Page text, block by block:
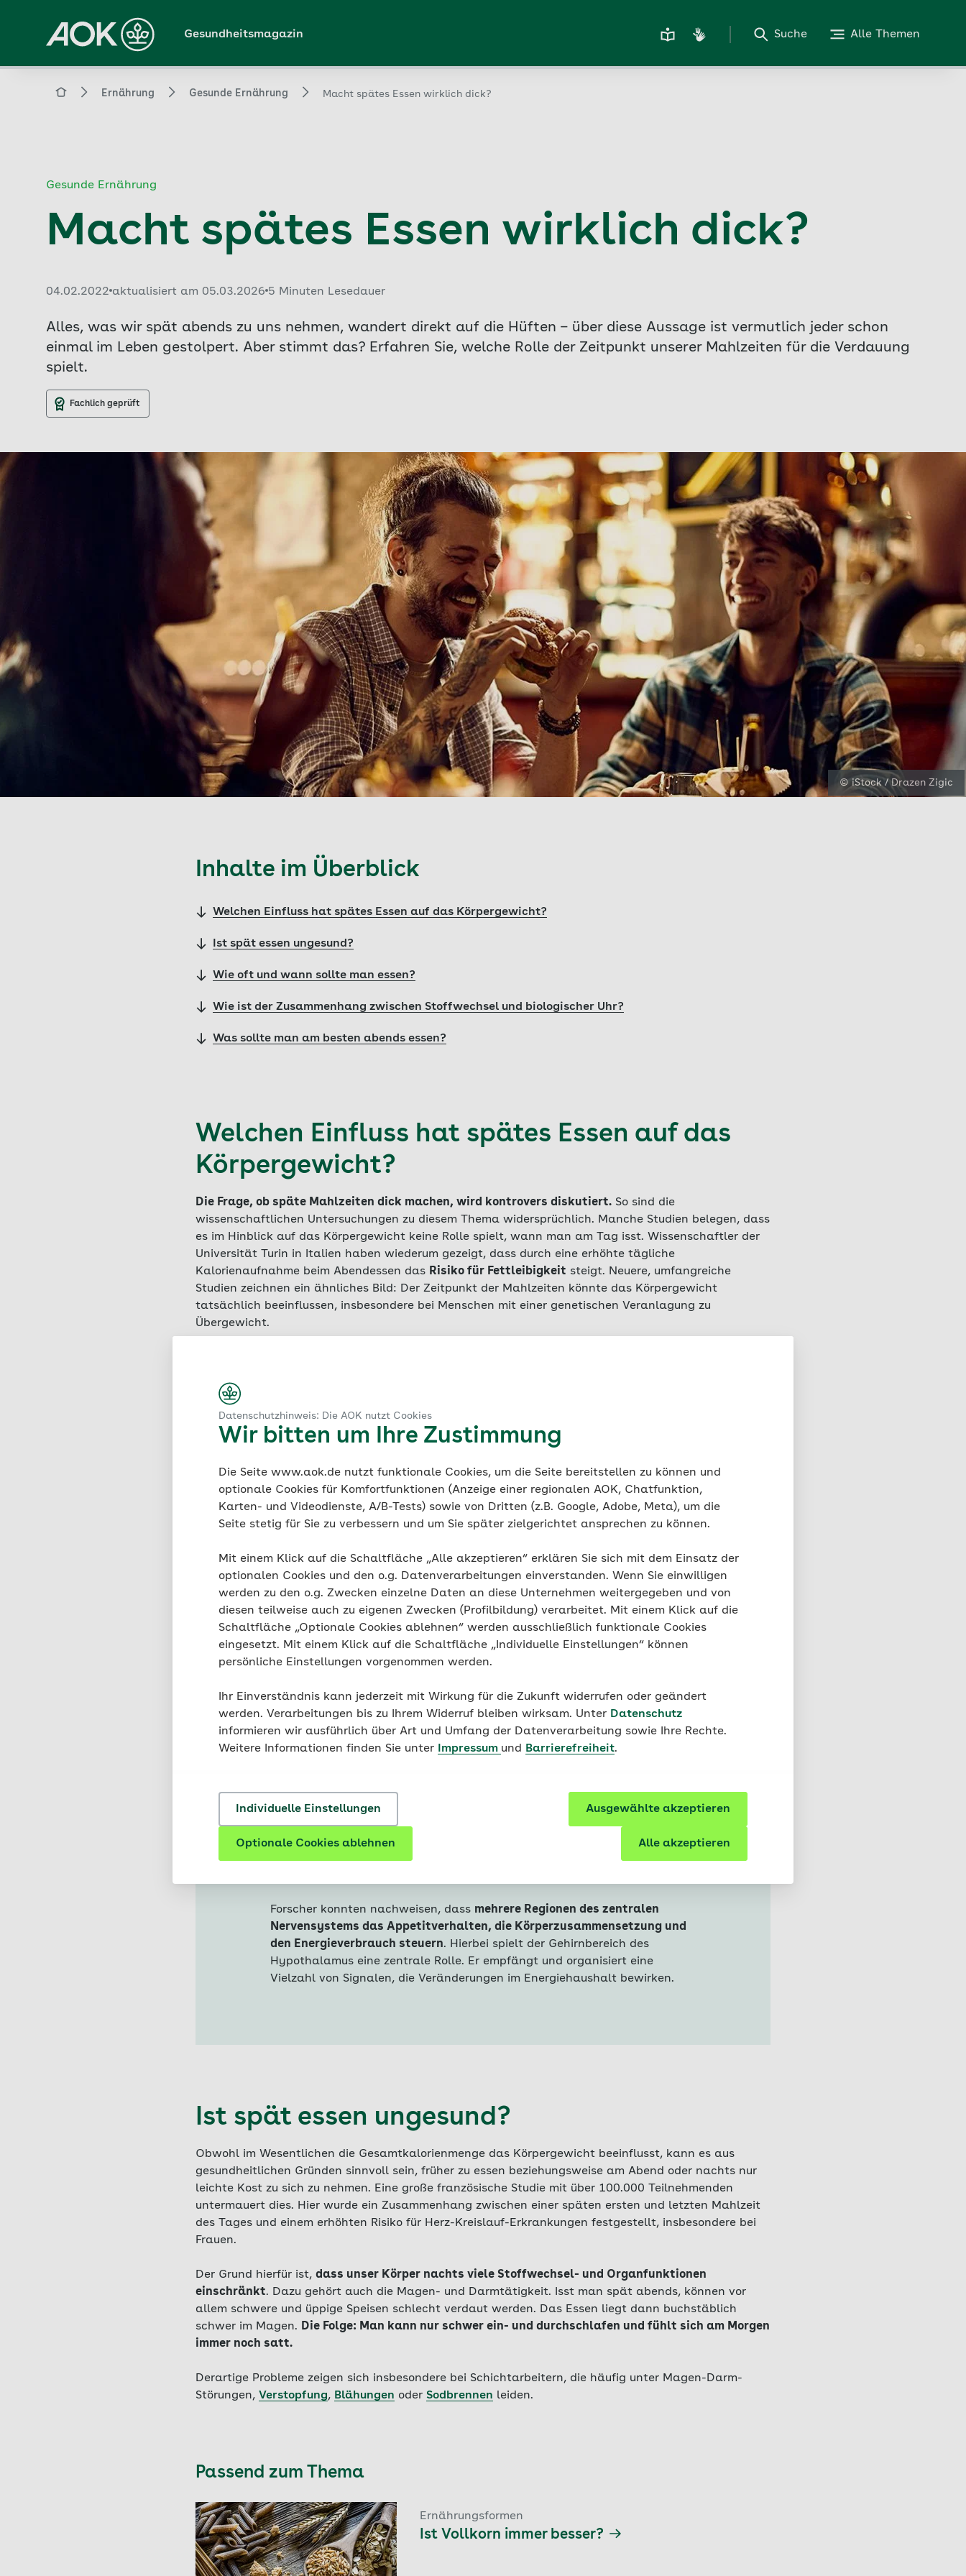
Datenschutzhinweis: Die AOK nutzt Cookies
Wir bitten um Ihre Zustimmung
Die Seite www.aok.de nutzt funktionale Cookies, um die Seite bereitstellen zu können und
optionale Cookies für Komfortfunktionen (Anzeige einer regionalen AOK, Chatfunktion,
Karten- und Videodienste, A/B-Tests) sowie von Dritten (z.B. Google, Adobe, Meta), um die
Seite stetig für Sie zu verbessern und um Sie später zielgerichtet ansprechen zu können.
Mit einem Klick auf die Schaltfläche „Alle akzeptieren“ erklären Sie sich mit dem Einsatz der
optionalen Cookies und den o.g. Datenverarbeitungen einverstanden. Wenn Sie einwilligen
werden zu den o.g. Zwecken einzelne Daten an diese Unternehmen weitergegeben und von
diesen teilweise auch zu eigenen Zwecken (Profilbildung) verarbeitet. Mit einem Klick auf die
Schaltfläche „Optionale Cookies ablehnen“ werden ausschließlich funktionale Cookies
eingesetzt. Mit einem Klick auf die Schaltfläche „Individuelle Einstellungen“ können
persönliche Einstellungen vorgenommen werden.
Ihr Einverständnis kann jederzeit mit Wirkung für die Zukunft widerrufen oder geändert
werden. Verarbeitungen bis zu Ihrem Widerruf bleiben wirksam. Unter Datenschutz
informieren wir ausführlich über Art und Umfang der Datenverarbeitung sowie Ihre Rechte.
Weitere Informationen finden Sie unter
Impressum und Barrierefreiheit.
Individuelle Einstellungen Ausgewählte akzeptieren
Optionale Cookies ablehnen Alle akzeptieren
Hauptinhalt
springen
Gesundheitsmagazin Suche Alle Themen
Magazin Ernährung Gesunde Ernährung Macht spätes Essen wirklich dick?
Gesunde Ernährung
Macht spätes Essen wirklich dick?
Veröffentlicht am:
04.02.2022 aktualisiert am 05.03.2026 5 Minuten Lesedauer
Alles, was wir spät abends zu uns nehmen, wandert direkt auf die Hüften – über diese Aussage ist vermutlich jeder schon
einmal im Leben gestolpert. Aber stimmt das? Erfahren Sie, welche Rolle der Zeitpunkt unserer Mahlzeiten für die Verdauung
spielt.
Fachlich geprüft
© iStock / Drazen Zigic
Inhalte im Überblick
Welchen Einfluss hat spätes Essen auf das Körpergewicht?
Ist spät essen ungesund?
Wie oft und wann sollte man essen?
Wie ist der Zusammenhang zwischen Stoffwechsel und biologischer Uhr?
Was sollte man am besten abends essen?
Welchen Einfluss hat spätes Essen auf das
Körpergewicht?
Die Frage, ob späte Mahlzeiten dick machen, wird kontrovers diskutiert. So sind die
wissenschaftlichen Untersuchungen zu diesem Thema widersprüchlich. Manche Studien belegen, dass
es im Hinblick auf das Körpergewicht keine Rolle spielt, wann man am Tag isst. Wissenschaftler der
Universität Turin in Italien haben wiederum gezeigt, dass durch eine erhöhte tägliche
Kalorienaufnahme beim Abendessen das Risiko für Fettleibigkeit steigt. Neuere, umfangreiche
Studien zeichnen ein ähnliches Bild: Der Zeitpunkt der Mahlzeiten könnte das Körpergewicht
tatsächlich beeinflussen, insbesondere bei Menschen mit einer genetischen Veranlagung zu
Übergewicht.
Körpergewicht verbunden war
genetisch bedingten Risiko für Fettleibigkeit
Index (BMI)
für jede Stunde, die später gegessen wurde, signifikant. Bei Personen mit einem niedrigen
genetischen Risiko wurde dieser Zusammenhang hingegen nicht beobachtet.
Zu einem ähnlichen Ergebnis kommt eine Untersuchung des Deutschen Instituts für
Ernährungsforschung Potsdam-Rehbrücke (DIfE). Hier zeigte sich, dass Menschen, die ihre
Hauptkalorien erst spät am Tag aufnahmen, nicht nur eine schlechtere Insulinempfindlichkeit
aufwiesen, sondern auch einen höheren BMI und einen größeren Taillenumfang hatten. Die Studie
beeinflusst ist.
Unabhängig vom Zeitpunkt kommt die Deutsche Gesellschaft für Ernährung (DGE) jedoch zu dem
Schluss, dassdie über den ganzen Tag aufgenommene beziehungsweise verbrauchte Energiemenge
immer noch ausschlaggebend für das Körpergewicht sei.
Gene haben Mitspracherecht
Unabhängig von der Menge und dem Zeitpunkt der Nahrungsaufnahme
können auch genetische Faktoren die Veranlagung einer Person für eine
Forscher konnten nachweisen, dass mehrere Regionen des zentralen
Nervensystems das Appetitverhalten, die Körperzusammensetzung und
den Energieverbrauch steuern. Hierbei spielt der Gehirnbereich des
Hypothalamus eine zentrale Rolle. Er empfängt und organisiert eine
Vielzahl von Signalen, die Veränderungen im Energiehaushalt bewirken.
Ist spät essen ungesund?
Obwohl im Wesentlichen die Gesamtkalorienmenge das Körpergewicht beeinflusst, kann es aus
gesundheitlichen Gründen sinnvoll sein, früher zu essen beziehungsweise am Abend oder nachts nur
leichte Kost zu sich zu nehmen. Eine große französische Studie mit über 100.000 Teilnehmenden
untermauert dies. Hier wurde ein Zusammenhang zwischen einer späten ersten und letzten Mahlzeit
des Tages und einem erhöhten Risiko für Herz-Kreislauf-Erkrankungen festgestellt, insbesondere bei
Frauen.
Der Grund hierfür ist, dass unser Körper nachts viele Stoffwechsel- und Organfunktionen
einschränkt. Dazu gehört auch die Magen- und Darmtätigkeit. Isst man spät abends, können vor
allem schwere und üppige Speisen schlecht verdaut werden. Das Essen liegt dann buchstäblich
schwer im Magen. Die Folge: Man kann nur schwer ein- und durchschlafen und fühlt sich am Morgen
immer noch satt.
Derartige Probleme zeigen sich insbesondere bei Schichtarbeitern, die häufig unter Magen-Darm-
Störungen, Verstopfung, Blähungen oder Sodbrennen leiden.
Passend zum Thema
Ernährungsformen
Ist Vollkorn immer besser?